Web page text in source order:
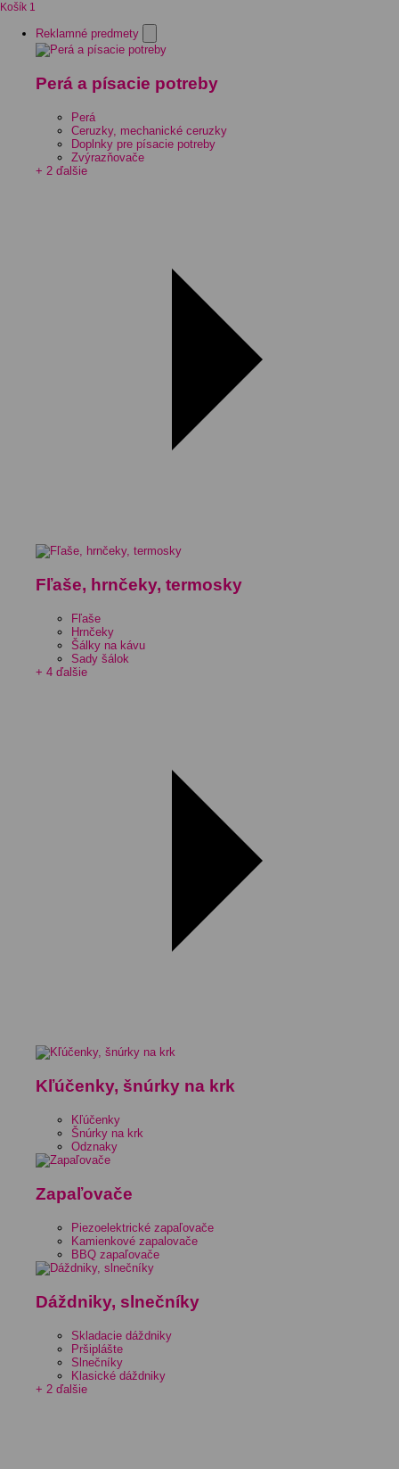
Košík 1
Reklamné predmety
Perá a písacie potreby
Perá
Ceruzky, mechanické ceruzky
Doplnky pre písacie potreby
Zvýrazňovače
+ 2 ďalšie
Fľaše, hrnčeky, termosky
Fľaše
Hrnčeky
Šálky na kávu
Sady šálok
+ 4 ďalšie
Kľúčenky, šnúrky na krk
Kľúčenky
Šnúrky na krk
Odznaky
Zapaľovače
Piezoelektrické zapaľovače
Kamienkové zapalovače
BBQ zapaľovače
Dáždniky, slnečníky
Skladacie dáždniky
Pršiplášte
Slnečníky
Klasické dáždniky
+ 2 ďalšie